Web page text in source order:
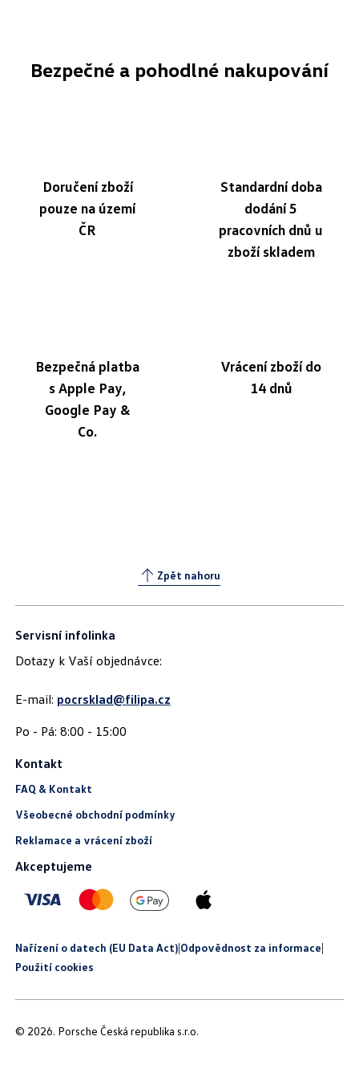
Bezpečné a pohodlné nakupování
Doručení zboží
pouze na území
ČR
Standardní doba
dodání 5
pracovních dnů u
zboží skladem
Bezpečná platba
s Apple Pay,
Google Pay &
Co.
Vrácení zboží do
14 dnů
Zpět nahoru
Servisní infolinka
Dotazy k Vaší objednávce:
E-mail: pocrsklad@filipa.cz
Kontakt
FAQ & Kontakt
Všeobecné obchodní podmínky
Reklamace a vrácení zboží
Akceptujeme
Nařízení o datech (EU Data Act)|Odpovědnost za informace|
Použití cookies
© 2026. Porsche Česká republika s.r.o.